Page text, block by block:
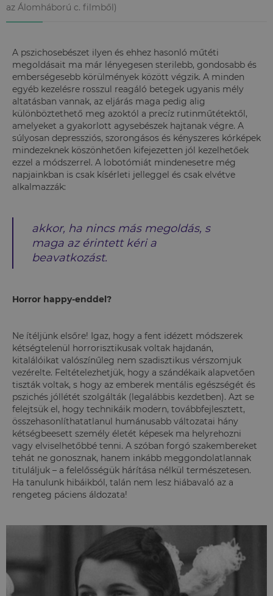
az Álomháború c. filmből)
A pszichosebészet ilyen és ehhez hasonló műtéti
megoldásait ma már lényegesen sterilebb, gondosabb és
emberségesebb körülmények között végzik. A minden
egyéb kezelésre rosszul reagáló betegek ugyanis mély
altatásban vannak, az eljárás maga pedig alig
különböztethető meg azoktól a precíz rutinműtétektől,
amelyeket a gyakorlott agysebészek hajtanak végre. A
súlyosan depressziós, szorongásos és kényszeres kórképek
mindezeknek köszönhetően kifejezetten jól kezelhetőek
ezzel a módszerrel. A lobotómiát mindenesetre még
napjainkban is csak kísérleti jelleggel és csak elvétve
alkalmazzák:
akkor, ha nincs más megoldás, s
maga az érintett kéri a
beavatkozást.
Horror happy-enddel?
Ne ítéljünk elsőre! Igaz, hogy a fent idézett módszerek
kétségtelenül horrorisztikusak voltak hajdanán,
kitalálóikat valószínűleg nem szadisztikus vérszomjuk
vezérelte. Feltételezhetjük, hogy a szándékaik alapvetően
tiszták voltak, s hogy az emberek mentális egészségét és
pszichés jóllétét szolgálták (legalábbis kezdetben). Azt se
felejtsük el, hogy technikáik modern, továbbfejlesztett,
összehasonlíthatatlanul humánusabb változatai hány
kétségbeesett személy életét képesek ma helyrehozni
vagy elviselhetőbbé tenni. A szóban forgó szakembereket
tehát ne gonosznak, hanem inkább meggondolatlannak
tituláljuk – a felelősségük hárítása nélkül természetesen.
Ha tanulunk hibáikból, talán nem lesz hiábavaló az a
rengeteg páciens áldozata!